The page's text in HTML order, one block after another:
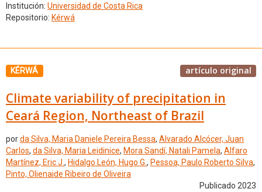
Institución: Universidad de Costa Rica
Repositorio: Kérwá
KÉRWÁ artículo original
Climate variability of precipitation in
Ceará Region, Northeast of Brazil
porda Silva, Maria Daniele Pereira Bessa, Alvarado Alcócer, Juan
Carlos, da Silva, Maria Leidinice, Mora Sandí, Natali Pamela, Alfaro
Martínez, Eric J., Hidalgo León, Hugo G., Pessoa, Paulo Roberto Silva,
Pinto, Olienaide Ribeiro de Oliveira
Publicado 2023